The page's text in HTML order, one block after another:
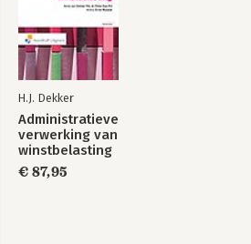
Bekijk alle boeken
H.J. Dekker
Administratieve
verwerking van
winstbelasting
€ 87,95